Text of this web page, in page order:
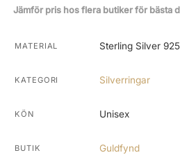
Jämför pris hos flera butiker för bästa
MATERIAL Sterling Silver 925
KATEGORI Silverringar
KÖN Unisex
BUTIK Guldfynd